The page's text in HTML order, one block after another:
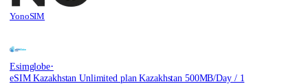
YonoSIM
Esimglobe·
eSIM Kazakhstan Unlimited plan Kazakhstan 500MB/Day / 1